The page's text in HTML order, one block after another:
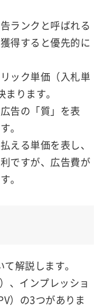
ランクと呼ばれる
得すると優先的に
ック単価（入札単
ります。
告の「質」を表
。
える単価を表し、
ですが、広告費が
。
解説します。
、インプレッショ
）の3つがありま